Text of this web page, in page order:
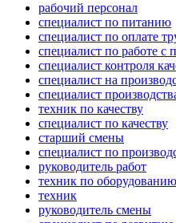
рабочий персонал
специалист по питанию
специалист по оплате
специалист по работе с
специалист контроля
специалист на
специалист
техник по качеству
специалист по качеству
старший смены
специалист по
руководитель работ
техник по оборудованию
техник
руководитель смены